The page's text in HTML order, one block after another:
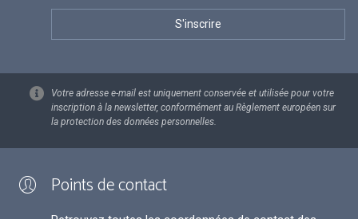
Votre adresse e-mail est uniquement conservée et utilisée pour votre
inscription à la newsletter, conformément au Règlement européen sur
la protection des données personnelles.
Points de contact